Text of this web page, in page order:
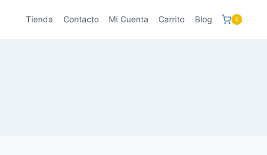
Tienda Contacto Mi Cuenta Carrito Blog 0